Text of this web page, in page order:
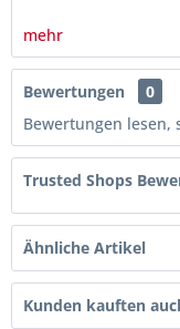
mehr
Bewertungen
0
Bewertungen
Trusted Shops
Ähnliche Artikel
Kunden kauften